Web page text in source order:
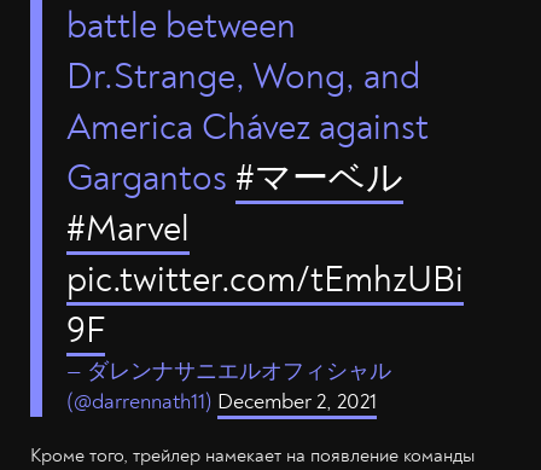
battle between
Dr.Strange, Wong, and
America Chávez against
Gargantos #マーベル
#Marvel
pic.twitter.com/tEmhzUBi
9F
— ダレンナサニエルオフィシャル
(@darrennath11) December 2, 2021
Кроме того, трейлер намекает на появление команды